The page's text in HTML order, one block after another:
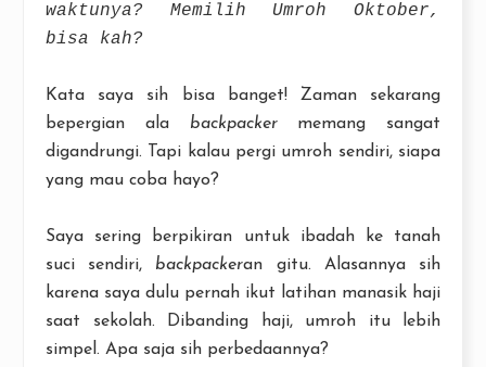
waktunya? Memilih Umroh Oktober,
bisa kah?
Kata saya sih bisa banget! Zaman sekarang
bepergian ala backpackermemang sangat
digandrungi. Tapi kalau pergi umroh sendiri, siapa
yang mau coba hayo?
Saya sering berpikiran untuk ibadah ke tanah
suci sendiri, backpackeran gitu. Alasannya sih
karena saya dulu pernah ikut latihan manasik haji
saat sekolah. Dibanding haji, umroh itu lebih
simpel. Apa saja sih perbedaannya?